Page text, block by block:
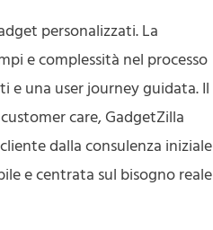
personalizzati. La
e complessità nel processo
e una user journey guidata. Il
care, GadgetZilla
dalla consulenza iniziale
e centrata sul bisogno reale